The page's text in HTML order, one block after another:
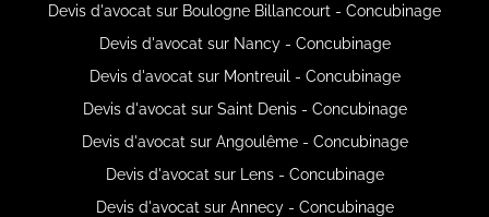
Devis d'avocat sur Boulogne Billancourt - Concubinage
Devis d'avocat sur Nancy - Concubinage
Devis d'avocat sur Montreuil - Concubinage
Devis d'avocat sur Saint Denis - Concubinage
Devis d'avocat sur Angoulême - Concubinage
Devis d'avocat sur Lens - Concubinage
Devis d'avocat sur Annecy - Concubinage